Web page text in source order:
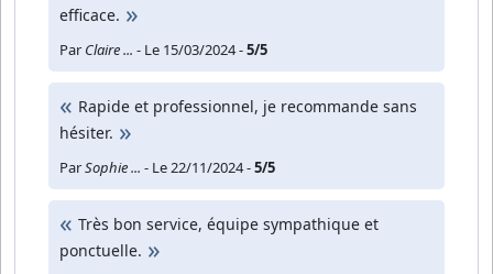
efficace.
Par Claire ... - Le 15/03/2024 -5/5
Rapide et professionnel, je recommande sans
hésiter.
ParSophie ... - Le 22/11/2024 -5/5
Très bon service, équipe sympathique et
ponctuelle.